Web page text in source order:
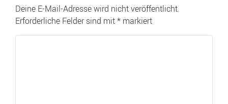
Deine E-Mail-Adresse wird nicht veröffentlicht.
Erforderliche Felder sind mit* markiert